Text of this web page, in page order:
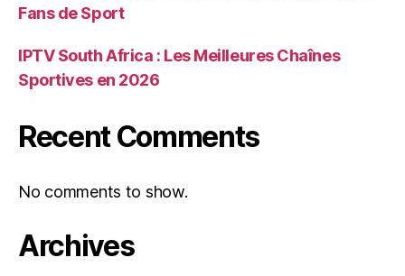
Fans de Sport
IPTV South Africa : Les Meilleures Chaînes
Sportives en 2026
Recent Comments
No comments to show.
Archives